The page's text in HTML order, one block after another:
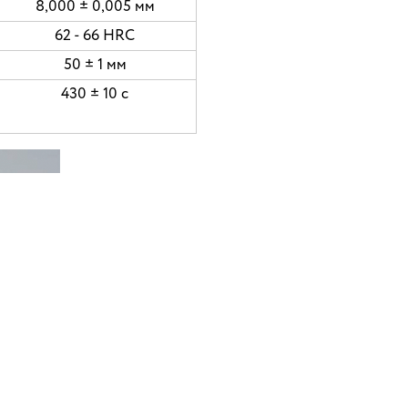
8,000 ± 0,005 мм
62 - 66 HRC
50 ± 1 мм
430 ± 10 c